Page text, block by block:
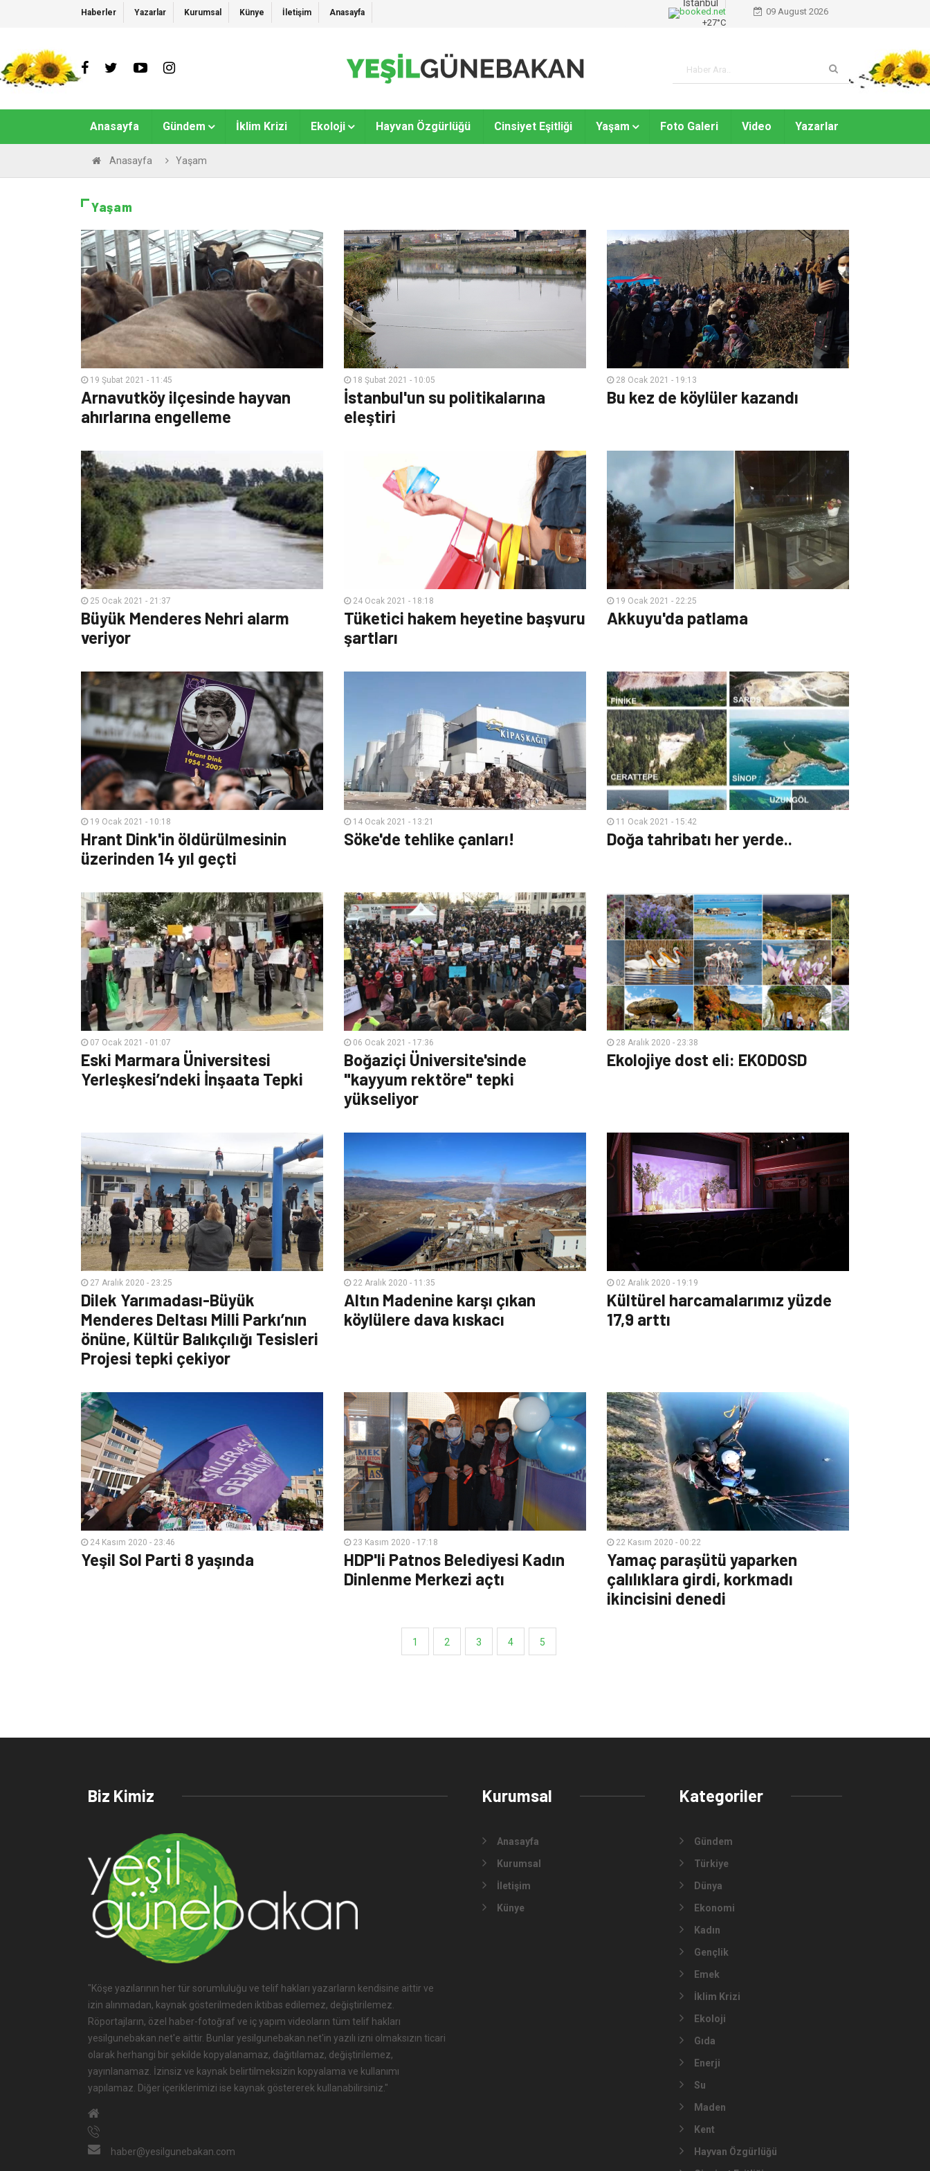
Haberler Yazarlar Kurumsal Künye İletişim Anasayfa
İstanbul
+27°C
09 August 2026
Anasayfa Gündem İklim Krizi Ekoloji Hayvan Özgürlüğü Cinsiyet Eşitliği Yaşam Foto Galeri Video Yazarlar
Anasayfa Yaşam
Yaşam
19 Şubat 2021 - 11:45
Arnavutköy ilçesinde hayvan
ahırlarına engelleme
18 Şubat 2021 - 10:05
İstanbul'un su politikalarına
eleştiri
28 Ocak 2021 - 19:13
Bu kez de köylüler kazandı
25 Ocak 2021 - 21:37
Büyük Menderes Nehri alarm
veriyor
24 Ocak 2021 - 18:18
Tüketici hakem heyetine başvuru
şartları
19 Ocak 2021 - 22:25
Akkuyu'da patlama
19 Ocak 2021 - 10:18
Hrant Dink'in öldürülmesinin
üzerinden 14 yıl geçti
14 Ocak 2021 - 13:21
Söke'de tehlike çanları!
11 Ocak 2021 - 15:42
Doğa tahribatı her yerde..
07 Ocak 2021 - 01:07
Eski Marmara Üniversitesi
Yerleşkesi’ndeki İnşaata Tepki
06 Ocak 2021 - 17:36
Boğaziçi Üniversite'sinde
"kayyum rektöre" tepki
yükseliyor
28 Aralık 2020 - 23:38
Ekolojiye dost eli: EKODOSD
27 Aralık 2020 - 23:25
Dilek Yarımadası-Büyük
Menderes Deltası Milli Parkı’nın
önüne, Kültür Balıkçılığı Tesisleri
Projesi tepki çekiyor
22 Aralık 2020 - 11:35
Altın Madenine karşı çıkan
köylülere dava kıskacı
02 Aralık 2020 - 19:19
Kültürel harcamalarımız yüzde
17,9 arttı
24 Kasım 2020 - 23:46
Yeşil Sol Parti 8 yaşında
23 Kasım 2020 - 17:18
HDP'li Patnos Belediyesi Kadın
Dinlenme Merkezi açtı
22 Kasım 2020 - 00:22
Yamaç paraşütü yaparken
çalılıklara girdi, korkmadı
ikincisini denedi
1 2 3 4 5
Biz Kimiz
"Köşe yazılarının her tür sorumluluğu ve telif hakları yazarların kendisine aittir ve
izin alınmadan, kaynak gösterilmeden iktibas edilemez, değiştirilemez.
Röportajların, özel haber-fotoğraf ve iç yapım videoların tüm telif hakları
yesilgunebakan.net'e aittir. Bunlar yesilgunebakan.net'in yazılı izni olmaksızın ticari
olarak herhangi bir şekilde kopyalanamaz, dağıtılamaz, değiştirilemez,
yayınlanamaz. İzinsiz ve kaynak belirtilmeksizin kopyalama ve kullanımı
yapılamaz. Diğer içeriklerimizi ise kaynak göstererek kullanabilirsiniz."
haber@yesilgunebakan.com
Kurumsal
Anasayfa
Kurumsal
İletişim
Künye
Kategoriler
Gündem
Türkiye
Dünya
Ekonomi
Kadın
Gençlik
Emek
İklim Krizi
Ekoloji
Gıda
Enerji
Su
Maden
Kent
Hayvan Özgürlüğü